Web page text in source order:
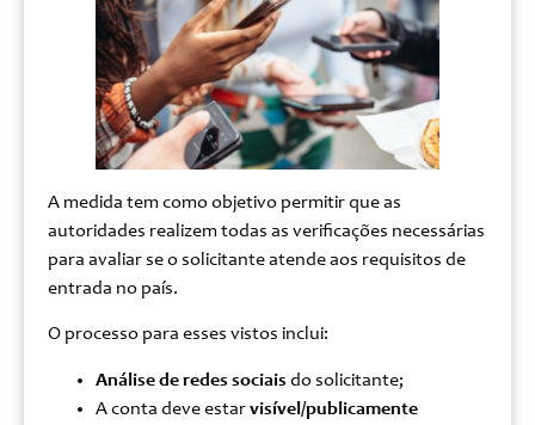
A medida tem como objetivo permitir que as
autoridades realizem todas as verificações necessárias
para avaliar se o solicitante atende aos requisitos de
entrada no país.
O processo para esses vistos inclui:
Análise de redes sociais do solicitante;
A conta deve estarvisível/publicamente